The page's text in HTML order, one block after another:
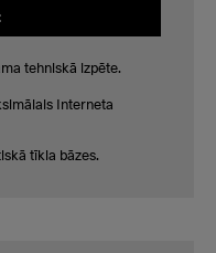
tehniskā izpēte.
Interneta
tīkla bāzes.